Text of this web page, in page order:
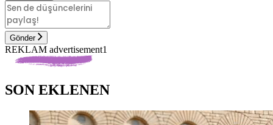
Gönder
REKLAM advertisement1
SON EKLENEN